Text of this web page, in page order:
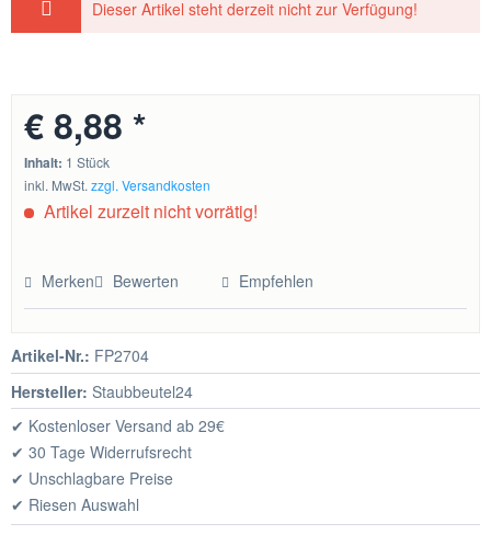
Dieser Artikel steht derzeit nicht zur Verfügung!
€ 8,88 *
Inhalt: 1 Stück
inkl. MwSt.zzgl. Versandkosten
Artikel zurzeit nicht vorrätig!
Merken Bewerten Empfehlen
Artikel-Nr.: FP2704
Hersteller: Staubbeutel24
✔ Kostenloser Versand ab 29€
✔ 30 Tage Widerrufsrecht
✔ Unschlagbare Preise
✔ Riesen Auswahl